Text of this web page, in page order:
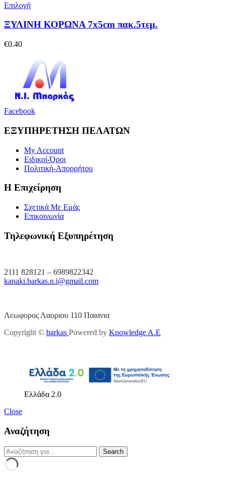
Επιλογή
ΞΥΛΙΝΗ ΚΟΡΩΝΑ 7x5cm πακ.5τεμ.
€0.40
Facebook
ΕΞΥΠΗΡΕΤΗΣΗ ΠΕΛΑΤΩΝ
My Account
Ειδικοί-Όροι
Πολιτική-Απορρήτου
Η Επιχείρηση
Σχετικά Με Εμάς
Επικοινωνία
Τηλεφωνική Εξυπηρέτηση
2111 828121 – 6989822342
kanaki.barkas.n.i@gmail.com
Λεωφορος Λαυριου 110 Παιανια
Copyright © barkas Powered by Knowledge A.E
Ελλάδα 2.0
Close
Αναζήτηση